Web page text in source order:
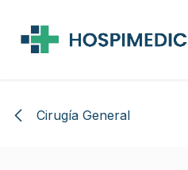
Cirugía General